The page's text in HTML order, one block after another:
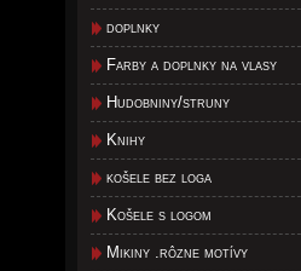
doplnky
Farby a doplnky na vlasy
Hudobniny/struny
Knihy
košele bez loga
Košele s logom
Mikiny .rôzne motívy